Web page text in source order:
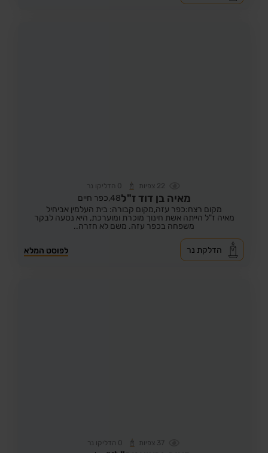
22 צפיות 0 הדליקו נר
מאיה בן דוד ז"ל48, כפר חיים
מקום רצח:כפר עזה,מקום קבורה: בית העלמין אביחיל
מאיה ז"ל הייתה אשת חינוך מוכרת ומוערכת, היא נסעה לבקר
משפחה בכפר עזה. משם לא חזרה..
לפוסט המלא הדלקת נר
37 צפיות 0 הדליקו נר